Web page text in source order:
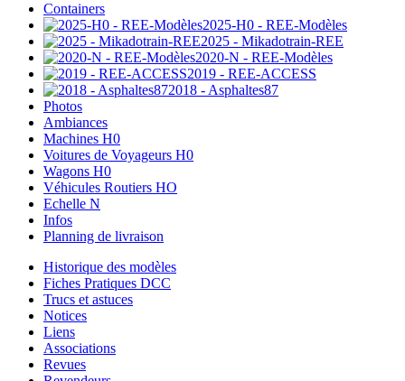
Containers
2025-H0 - REE-Modèles
2025 - Mikadotrain-REE
2020-N - REE-Modèles
2019 - REE-ACCESS
2018 - Asphaltes87
Photos
Ambiances
Machines H0
Voitures de Voyageurs H0
Wagons H0
Véhicules Routiers HO
Echelle N
Infos
Planning de livraison
Historique des modèles
Fiches Pratiques DCC
Trucs et astuces
Notices
Liens
Associations
Revues